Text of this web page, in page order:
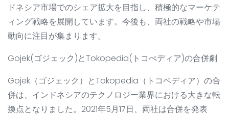
ドネシア市場でのシェア拡大を目指し、積極的なマーケテ
ィング戦略を展開しています。今後も、両社の戦略や市場
動向に注目が集まります。
Gojek(ゴジェック)とTokopedia(トコぺディア)の合併劇
Gojek（ゴジェック）とTokopedia（トコペディア）の合
併は、インドネシアのテクノロジー業界における大きな転
換点となりました。2021年5月17日、両社は合併を発表